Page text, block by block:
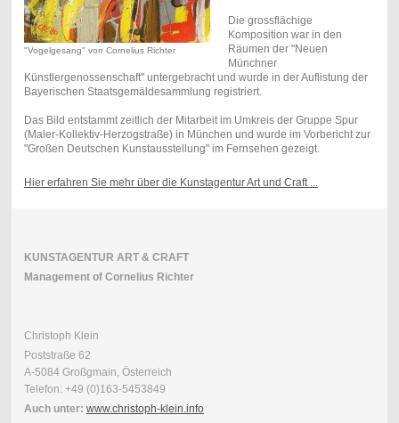
"Vogelgesang" von Cornelius Richter
Die grossflächige
Komposition war in den
Räumen der "Neuen
Münchner
Künstlergenossenschaft" untergebracht und wurde in der Auflistung der
Bayerischen Staatsgemäldesammlung registriert.
Das Bild entstammt zeitlich der Mitarbeit im Umkreis der Gruppe Spur
(Maler-Kollektiv-Herzogstraße) in München und wurde im Vorbericht zur
"Großen Deutschen Kunstausstellung" im Fernsehen gezeigt.
Hier erfahren Sie mehr über die Kunstagentur Art und Craft ...
KUNSTAGENTUR ART & CRAFT
Management of Cornelius Richter
Christoph Klein
Poststraße 62
A-5084 Großgmain, Österreich
Telefon: +49 (0)163-5453849
Auch unter: www.christoph-klein.info